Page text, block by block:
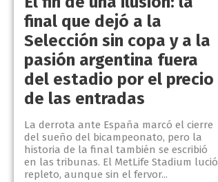
final que dejó a la
Selección sin copa y a la
pasión argentina fuera
del estadio por el precio
de las entradas
La derrota ante España marcó el cierre
del sueño del bicampeonato, pero la
historia de la final también se escribió
en las tribunas. El MetLife Stadium lució
repleto, aunque sin el fervor...